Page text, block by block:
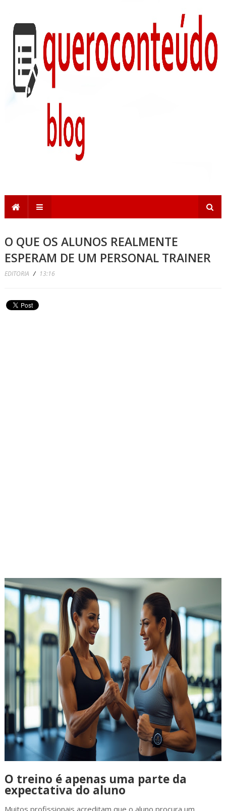
O QUE OS ALUNOS REALMENTE
ESPERAM DE UM PERSONAL TRAINER
EDITORIA / 13:16
O treino é apenas uma parte da
expectativa do aluno
Muitos profissionais acreditam que o aluno procura um